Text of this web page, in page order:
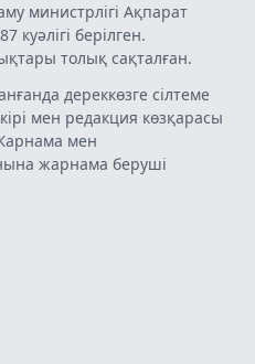
министрлігі Ақпарат
куәлігі берілген.
толық сақталған.
дереккөзге сілтеме
мен редакция көзқарасы
мен
жарнама беруші